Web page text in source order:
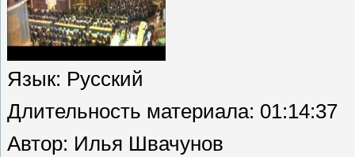
Язык: Русский
Длительность материала: 01:14:37
Автор: Илья Швачунов